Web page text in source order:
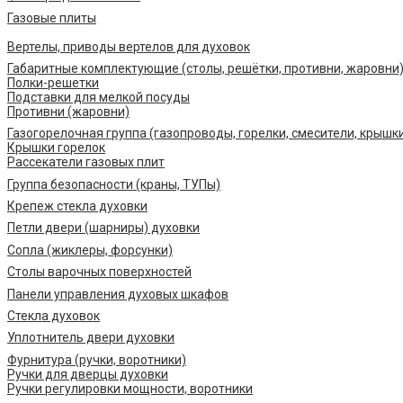
Газовые плиты
Вертелы, приводы вертелов для духовок
Габаритные комплектующие (столы, решётки, противни, жаровни)
Полки-решетки
Подставки для мелкой посуды
Противни (жаровни)
Газогорелочная группа (газопроводы, горелки, смесители,
Крышки горелок
Рассекатели газовых плит
Группа безопасности (краны, ТУПы)
Крепеж стекла духовки
Петли двери (шарниры) духовки
Сопла (жиклеры, форсунки)
Столы варочных поверхностей
Панели управления духовых шкафов
Стекла духовок
Уплотнитель двери духовки
Фурнитура (ручки, воротники)
Ручки для дверцы духовки
Ручки регулировки мощности, воротники